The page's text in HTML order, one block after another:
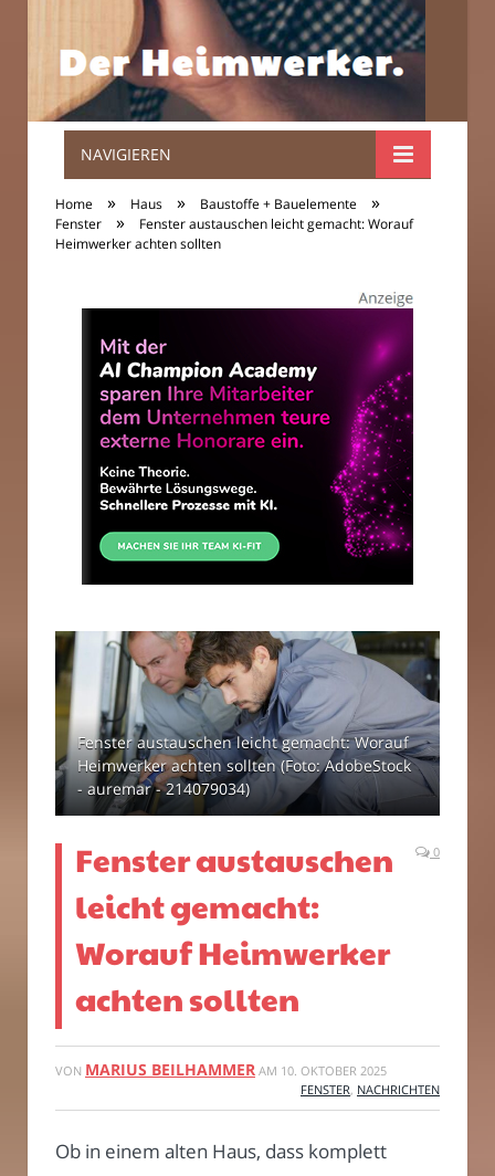
Der
Heimwerker.
NAVIGIEREN
Home » Haus » Baustoffe + Bauelemente »
Fenster »
Fenster austauschen leicht gemacht: Worauf
Heimwerker achten sollten
Fenster austauschen leicht gemacht: Worauf
Heimwerker achten sollten (Foto: AdobeStock
- auremar - 214079034)
Fenster austauschen
leicht gemacht:
Worauf Heimwerker
achten sollten
0
VON MARIUS BEILHAMMER AM 10. OKTOBER 2025
FENSTER NACHRICHTEN
Ob in einem alten Haus, dass komplett